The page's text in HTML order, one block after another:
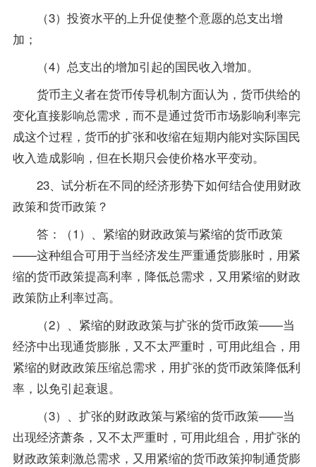
（3）投资水平的上升促使整个意愿的总支出增
加；
（4）总支出的增加引起的国民收入增加。
货币主义者在货币传导机制方面认为，货币供给的
变化直接影响总需求，而不是通过货币市场影响利率完
成这个过程，货币的扩张和收缩在短期内能对实际国民
收入造成影响，但在长期只会使价格水平变动。
23、试分析在不同的经济形势下如何结合使用财政
政策和货币政策？
答：（1）、紧缩的财政政策与紧缩的货币政策
——这种组合可用于当经济发生严重通货膨胀时，用紧
缩的货币政策提高利率，降低总需求，又用紧缩的财政
政策防止利率过高。
（2）、紧缩的财政政策与扩张的货币政策——当
经济中出现通货膨胀，又不太严重时，可用此组合，用
紧缩的财政政策压缩总需求，用扩张的货币政策降低利
率，以免引起衰退。
（3）、扩张的财政政策与紧缩的货币政策——当
出现经济萧条，又不太严重时，可用此组合，用扩张的
财政政策刺激总需求，又用紧缩的货币政策抑制通货膨